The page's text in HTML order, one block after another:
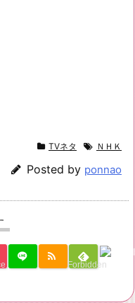
TVネタ ＮＨＫ
Posted by ponnao
Una Forbidden